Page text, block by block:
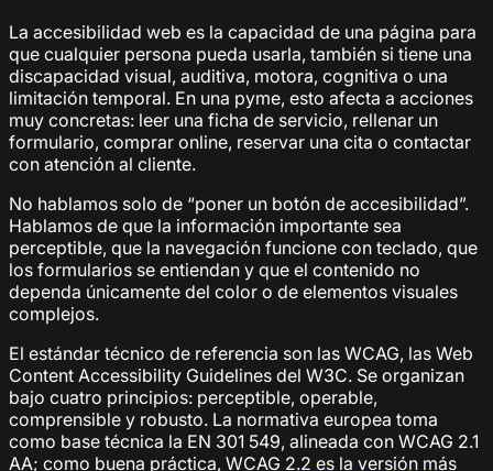
La accesibilidad web es la capacidad de una página para
que cualquier persona pueda usarla, también si tiene una
discapacidad visual, auditiva, motora, cognitiva o una
limitación temporal. En una pyme, esto afecta a acciones
muy concretas: leer una ficha de servicio, rellenar un
formulario, comprar online, reservar una cita o contactar
con atención al cliente.
No hablamos solo de “poner un botón de accesibilidad”.
Hablamos de que la información importante sea
perceptible, que la navegación funcione con teclado, que
los formularios se entiendan y que el contenido no
dependa únicamente del color o de elementos visuales
complejos.
El estándar técnico de referencia son las WCAG, las Web
Content Accessibility Guidelines del W3C. Se organizan
bajo cuatro principios: perceptible, operable,
comprensible y robusto. La normativa europea toma
como base técnica la EN 301 549, alineada con WCAG 2.1
AA; como buena práctica, WCAG 2.2 es la versión más